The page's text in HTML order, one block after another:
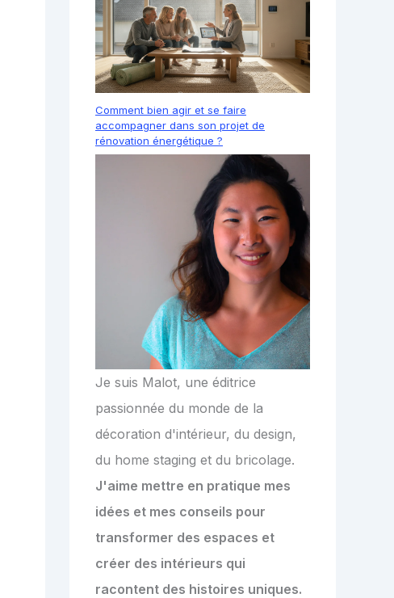
Comment bien agir et se faire
accompagner dans son projet de
rénovation énergétique ?
Je suis Malot, une éditrice
passionnée du monde de la
décoration d'intérieur, du design,
du home staging et du bricolage.
J'aime mettre en pratique mes
idées et mes conseils pour
transformer des espaces et
créer des intérieurs qui
racontent des histoires uniques.